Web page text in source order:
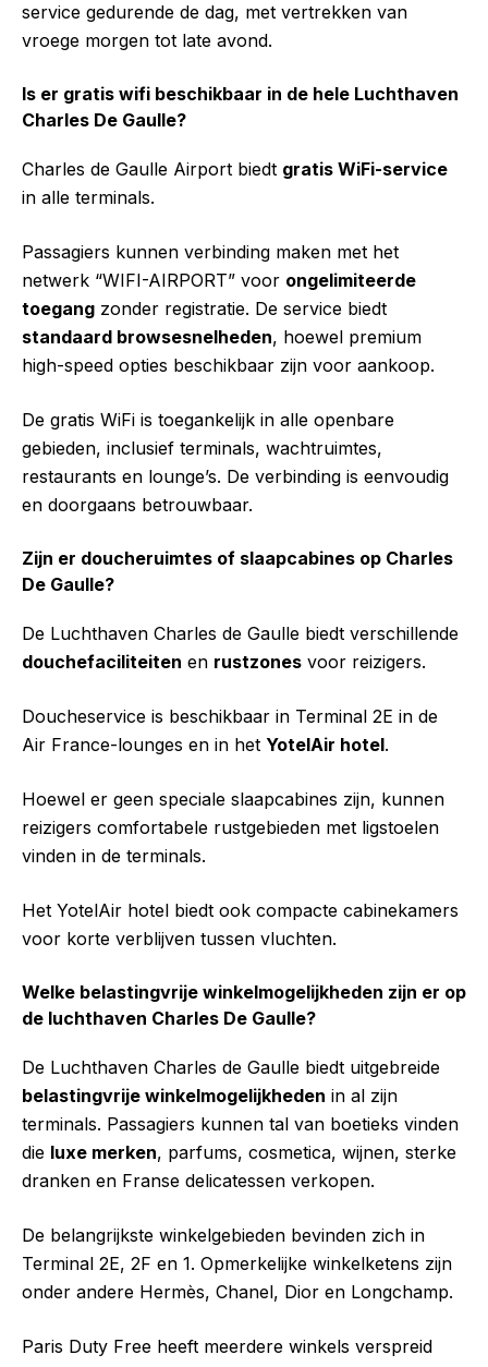
service gedurende de dag, met vertrekken van
vroege morgen tot late avond.
Is er gratis wifi beschikbaar in de hele Luchthaven
Charles De Gaulle?
Charles de Gaulle Airport biedt gratis WiFi-service
in alle terminals.
Passagiers kunnen verbinding maken met het
netwerk “WIFI-AIRPORT” voor ongelimiteerde
toegang zonder registratie. De service biedt
standaard browsesnelheden, hoewel premium
high-speed opties beschikbaar zijn voor aankoop.
De gratis WiFi is toegankelijk in alle openbare
gebieden, inclusief terminals, wachtruimtes,
restaurants en lounge’s. De verbinding is eenvoudig
en doorgaans betrouwbaar.
Zijn er doucheruimtes of slaapcabines op Charles
De Gaulle?
De Luchthaven Charles de Gaulle biedt verschillende
douchefaciliteiten en rustzones voor reizigers.
Doucheservice is beschikbaar in Terminal 2E in de
Air France-lounges en in het YotelAir hotel.
Hoewel er geen speciale slaapcabines zijn, kunnen
reizigers comfortabele rustgebieden met ligstoelen
vinden in de terminals.
Het YotelAir hotel biedt ook compacte cabinekamers
voor korte verblijven tussen vluchten.
Welke belastingvrije winkelmogelijkheden zijn er op
de luchthaven Charles De Gaulle?
De Luchthaven Charles de Gaulle biedt uitgebreide
belastingvrije winkelmogelijkheden in al zijn
terminals. Passagiers kunnen tal van boetieks vinden
die luxe merken, parfums, cosmetica, wijnen, sterke
dranken en Franse delicatessen verkopen.
De belangrijkste winkelgebieden bevinden zich in
Terminal 2E, 2F en 1. Opmerkelijke winkelketens zijn
onder andere Hermès, Chanel, Dior en Longchamp.
Paris Duty Free heeft meerdere winkels verspreid